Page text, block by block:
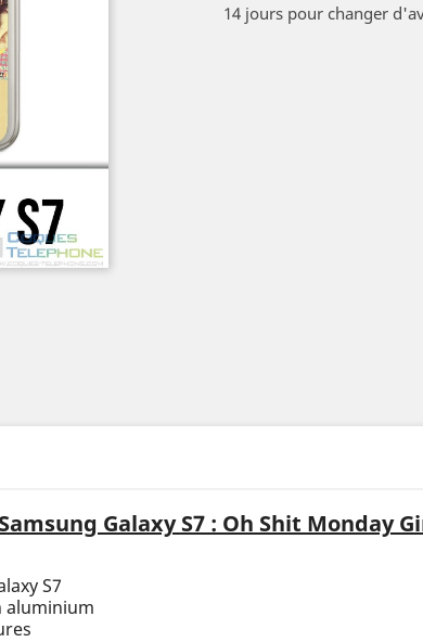
14 jours pour changer
Galaxy S7 : Oh Shit Monday
S7
aluminium